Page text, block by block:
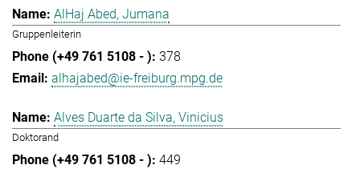
AlHaj Abed, Jumana
Gruppenleiterin
378
alhajabed@ie-freiburg.mpg.de
Alves Duarte da Silva, Vinicius
Doktorand
449